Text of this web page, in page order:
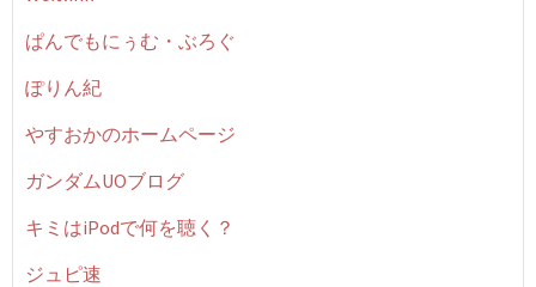
ぱんでもにぅむ・ぶろぐ
ぽりん紀
やすおかのホームページ
ガンダムUOブログ
キミはiPodで何を聴く？
ジュピ速